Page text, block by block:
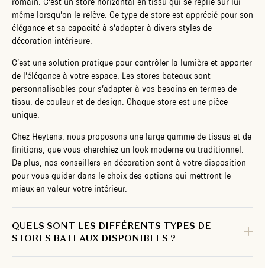
même lorsqu’on le relève. Ce type de store est apprécié pour son
élégance et sa capacité à s’adapter à divers styles de
décoration intérieure.
C’est une solution pratique pour contrôler la lumière et apporter
de l’élégance à votre espace. Les stores bateaux sont
personnalisables pour s’adapter à vos besoins en termes de
tissu, de couleur et de design. Chaque store est une pièce
unique.
Chez Heytens, nous proposons une large gamme de tissus et de
finitions, que vous cherchiez un look moderne ou traditionnel.
De plus, nos conseillers en décoration sont à votre disposition
pour vous guider dans le choix des options qui mettront le
mieux en valeur votre intérieur.
QUELS SONT LES DIFFÉRENTS TYPES DE
STORES BATEAUX DISPONIBLES ?